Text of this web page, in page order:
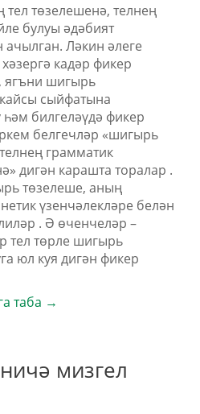
төзелешенә, телнең
булуы әдәбият
Ләкин әлеге
кадәр фикер
ягъни шигырь
сыйфатына
билгеләүдә фикер
белгечләр «шигырь
грамматик
дигән карашта торалар .
төзелеше, аның
үзенчәлекләре белән
. Ә өченчеләр –
тел төрле шигырь
юл куя дигән фикер
таба →
мизгел